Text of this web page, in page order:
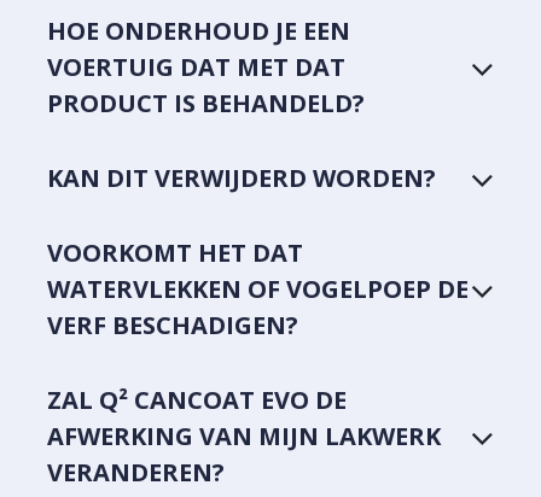
HOE ONDERHOUD JE EEN
VOERTUIG DAT MET DAT
PRODUCT IS BEHANDELD?
KAN DIT VERWIJDERD WORDEN?
VOORKOMT HET DAT
WATERVLEKKEN OF VOGELPOEP DE
VERF BESCHADIGEN?
ZAL Q² CANCOAT EVO DE
AFWERKING VAN MIJN LAKWERK
VERANDEREN?